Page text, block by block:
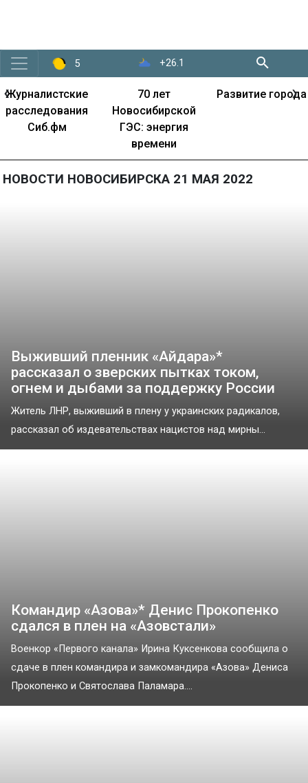
5 +26.1
Журналистские
расследования
Сиб.фм
70 лет
Новосибирской
ГЭС: энергия
времени
Развитие города
‹ ›
НОВОСТИ НОВОСИБИРСКА 21 МАЯ 2022
Выживший пленник «Айдара»*
рассказал о зверских пытках током,
огнем и дыбами за поддержку России
Житель ЛНР, выживший в плену у украинских радикалов,
рассказал об издевательствах нацистов над мирны...
Командир «Азова»* Денис Прокопенко
сдался в плен на «Азовстали»
Военкор «Первого канала» Ирина Куксенкова сообщила о
сдаче в плен командира и замкомандира «Азова» Дениса
Прокопенко и Святослава Паламара....